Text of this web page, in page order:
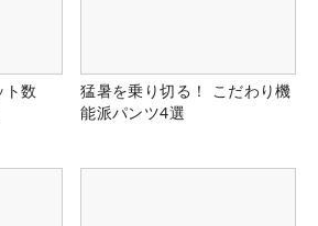
数
猛暑を乗り切る！ こだわり機
能派パンツ4選